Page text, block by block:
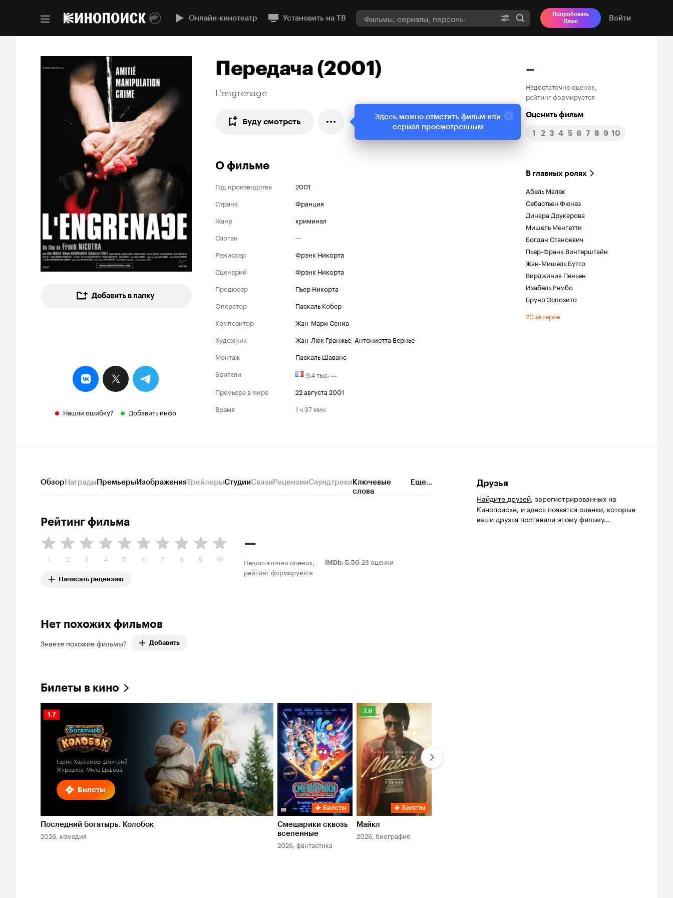
Онлайн-кинотеатр Установить на ТВ
Попробовать
Плюс
Войти
Добавить в папку
Нашли ошибку? Добавить инфо
Передача (2001)
L'engrenage
Буду смотреть
–
Недостаточно оценок,
рейтинг формируется
Оценить фильм
1 2 3 4 5 6 7 8 9 10
О фильме
Год производства
2001
Страна
Франция
Жанр
криминал
Слоган
—
Режиссер
Фрэнк Никорта
Сценарий
Фрэнк Никорта
Продюсер
Пьер Никорта
Оператор
Паскаль Кобер
Композитор
Жан-Мари Сениа
Художник
Жан-Люк Гранжье, Антониетта Вернье
Монтаж
Паскаль Шаванс
Зрители
9.4 тыс, ...
Премьера в мире
22 августа 2001
Время
1 ч 37 мин
В главных ролях
Абель Малек
Себастьен Фюнез
Динара Друкарова
Мишель Менгетти
Богдан Станоевич
Пьер-Франк Винтерштайн
Жан-Мишель Бутто
Вирджиния Пеньен
Изабель Рембо
Бруно Эспозито
20 актеров
ОбзорНаградыПремьерыИзображенияТрейлерыСтудииСвязиРецензииСаундтрекиКлючевые
слова
Еще...
Рейтинг фильма
1 2 3 4 5 6 7 8 9 10
Написать рецензию
–
Недостаточно оценок,
рейтинг формируется
IMDb: 5.50 23 оценки
Нет похожих фильмов
Знаете похожие фильмы? Добавить
Билеты в кино
Билеты
Рейтинг
Кинопоиска
1.7
Гарик Харламов, Дмитрий
Журавлев, Мила Ершова
Последний богатырь. Колобок
2026, комедия
Билеты
Смешарики сквозь
вселенные
2026, фантастика
Рейтинг
Кинопоиска
7.8
Билеты
Майкл
2026, биография
Друзья
Найдите друзей, зарегистрированных на
Кинопоиске, и здесь появятся оценки, которые
ваши друзья поставили этому фильму...
Здесь можно отметить фильм или
сериал просмотренным